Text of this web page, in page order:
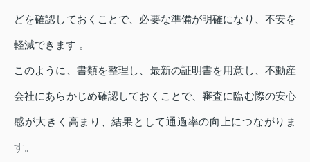
どを確認しておくことで、必要な準備が明確になり、不安を
軽減できます 。
このように、書類を整理し、最新の証明書を用意し、不動産
会社にあらかじめ確認しておくことで、審査に臨む際の安心
感が大きく高まり、結果として通過率の向上につながりま
す。